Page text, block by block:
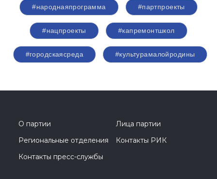
#народнаяпрограмма #партпроекты
#нацпроекты #капремонтшкол
#городскаясреда #культурамалойродины
О партии
Лица партии
Региональные отделения
Контакты РИК
Контакты пресс-службы